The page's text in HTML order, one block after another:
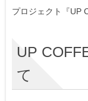
プロジェクト『UP
UP
て